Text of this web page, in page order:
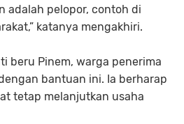
adalah pelopor, contoh di
katanya mengakhiri.
beru Pinem, warga penerima
bantuan ini. Ia berharap
tetap melanjutkan usaha